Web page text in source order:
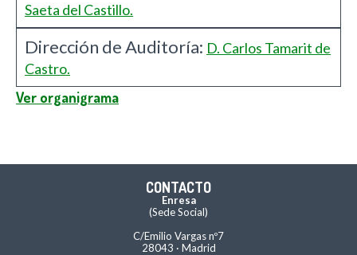
Saeta del Castillo.
Dirección de Auditoría: D. Carlos Tamarit de
Castro.
Ver organigrama
CONTACTO
Enresa
(Sede Social)
C/Emilio Vargas nº7
28043 · Madrid